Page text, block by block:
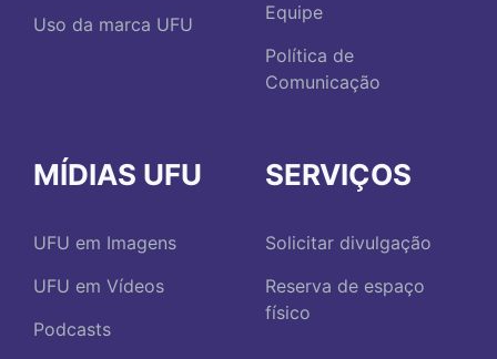
Uso da marca UFU
Equipe
Política de
Comunicação
MÍDIAS UFU
UFU em Imagens
UFU em Vídeos
Podcasts
SERVIÇOS
Solicitar divulgação
Reserva de espaço
físico